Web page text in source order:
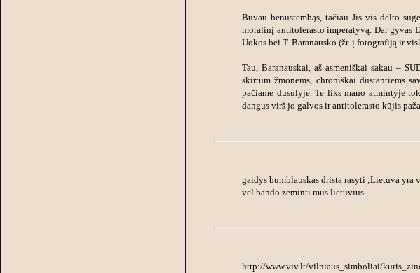
Buvau benustembąs, tačiau Jis vis dėlto
moralinį antitolerasto imperatyvą. Dar gyvas
Uokos bei T. Baranausko (žr. į fotografiją ir
Tau, Baranauskai, aš asmeniškai sakau –
skirtum žmonėms, chroniškai dūstantiems
pačiame dusulyje. Te liks mano atmintyje
dangus virš jo galvos ir antitolerasto kūjis
gaidys bumblauskas drista rasyti ;Lietuva
vel bando zeminti mus lietuvius.
http://www.viv.lt/vilniaus_simboliai/